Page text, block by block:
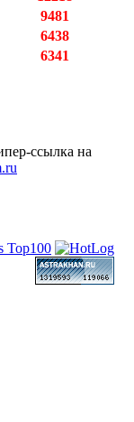
9481
6438
6341
ссылка на